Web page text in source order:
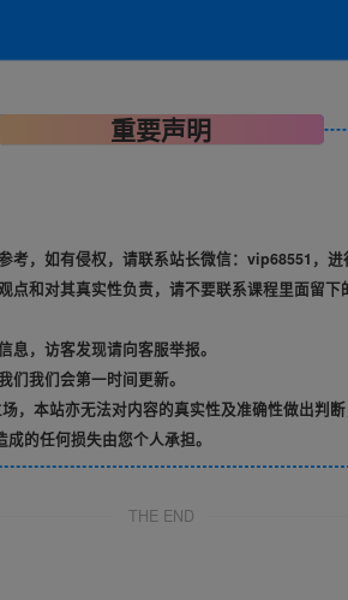
重要声明
，如有侵权，请联系站长微信：vip68551，进
点和对其真实性负责，请不要联系课程里面留
，访客发现请向客服举报。
我们会第一时间更新。
，本站亦无法对内容的真实性及准确性做出判
的任何损失由您个人承担。
THE END